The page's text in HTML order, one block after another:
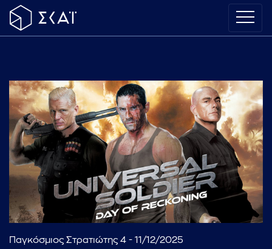
Παγκόσμιος Στρατιώτης 4 - 11/12/2025